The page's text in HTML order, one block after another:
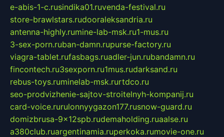
e-abis-1-c.rusindika01.ruvenda-festival.ru
store-brawlstars.rudooraleksandria.ru
antenna-highly.rumine-lab-msk.ru1-mus.ru
3-sex-porn.ruban-damn.rupurse-factory.ru
viagra-tablet.rufasbags.ruadler-jun.rubandamn.ru
fincontech.ru3sexporn.ru1mus.rudarksand.ru
rebus-toys.ruminelab-msk.rurtdco.ru
seo-prodvizhenie-sajtov-stroitelnyh-kompanij.ru
card-voice.rurulonnyygazon177.rusnow-guard.ru
domizbrusa-9x12spb.rudemaholding.ruaalse.ru
a380club.ruargentinamia.ruperkoka.rumovie-one.ru